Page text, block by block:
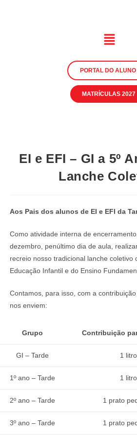
PORTAL DO ALUNO
MATRÍCULAS 2027
EI e EFI – GI a 5º
Lanche
Aos Pais dos alunos de EI e EFI da
Como atividade interna de
dezembro, penúltimo dia de aula,
recreio nosso tradicional lanche coletivo
Educação Infantil e do Ensino
Contamos, para isso, com a
nos enviem:
Grupo Contribuição
GI – Tarde 1
1º ano – Tarde 1
2º ano – Tarde 1 prato
3º ano – Tarde 1 prato